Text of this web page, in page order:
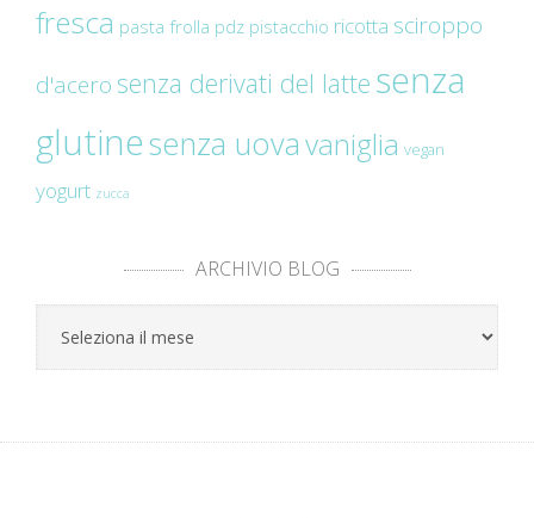
fresca pasta frolla pdz pistacchio ricotta sciroppo
d'acero senza derivati del latte senza
glutinesenza uovavaniglia vegan
yogurt zucca
ARCHIVIO BLOG
Archivio
Blog